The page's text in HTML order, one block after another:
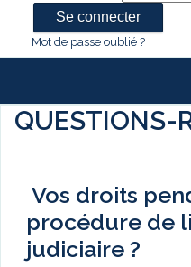
Mot de passe oublié ?
QUESTIONS-
Vos droits
procédure de
judiciaire ?